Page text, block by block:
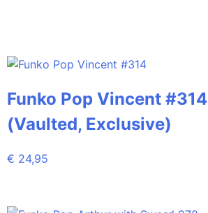
Funko Pop Vincent #314
(Vaulted, Exclusive)
€ 24,95